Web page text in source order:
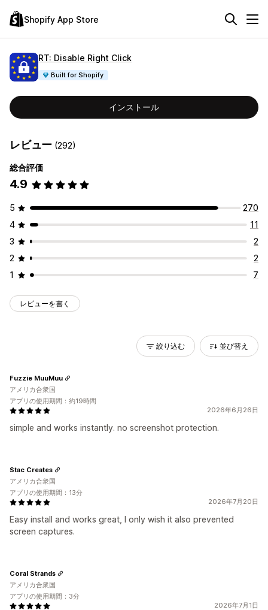
Shopify App Store
RT: Disable Right Click
Built for Shopify
インストール
レビュー (292)
総合評価
4.9
5
270
4
11
3
2
2
2
1
7
レビューを書く
絞り込む 並び替え
2026年6月26日
simple and works instantly. no screenshot protection.
Fuzzie MuuMuu
アメリカ合衆国
アプリの使用期間：約19時間
2026年7月20日
Easy install and works great, I only wish it also prevented
screen captures.
Stac Creates
アメリカ合衆国
アプリの使用期間：13分
2026年7月1日
Coral Strands
アメリカ合衆国
アプリの使用期間：3分